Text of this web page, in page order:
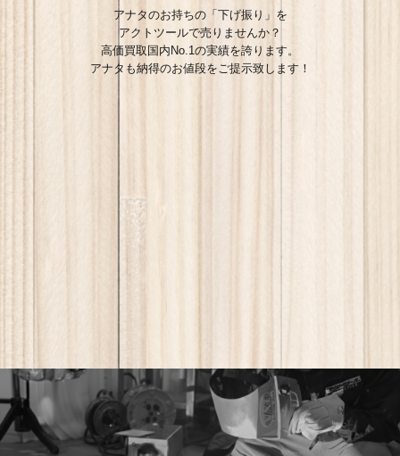
アナタのお持ちの「下げ振り」を
アクトツールで売りませんか？
高価買取国内No.1の実績を誇ります。
アナタも納得のお値段をご提示致します！